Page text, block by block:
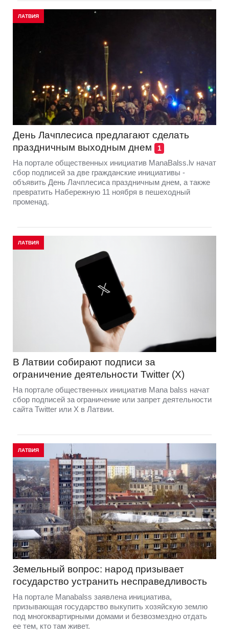
ЛАТВИЯ
День Лачплесиса предлагают сделать
праздничным выходным днем
1
На портале общественных инициатив ManaBalss.lv начат
сбор подписей за две гражданские инициативы -
объявить День Лачплесиса праздничным днем, а также
превратить Набережную 11 ноября в пешеходный
променад.
ЛАТВИЯ
В Латвии собирают подписи за
ограничение деятельности Twitter (X)
На портале общественных инициатив Мana balss начат
сбор подписей за ограничение или запрет деятельности
сайта Twitter или X в Латвии.
ЛАТВИЯ
Земельный вопрос: народ призывает
государство устранить несправедливость
На портале Manabalss заявлена инициатива,
призывающая государство выкупить хозяйскую землю
под многоквартирными домами и безвозмездно отдать
ее тем, кто там живет.